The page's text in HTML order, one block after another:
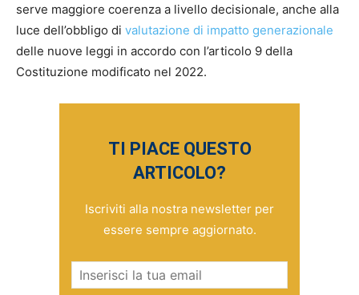
serve maggiore coerenza a livello decisionale, anche alla
luce dell’obbligo di valutazione di impatto generazionale
delle nuove leggi in accordo con l’articolo 9 della
Costituzione modificato nel 2022.
TI PIACE QUESTO
ARTICOLO?
Iscriviti alla nostra newsletter per
essere sempre aggiornato.